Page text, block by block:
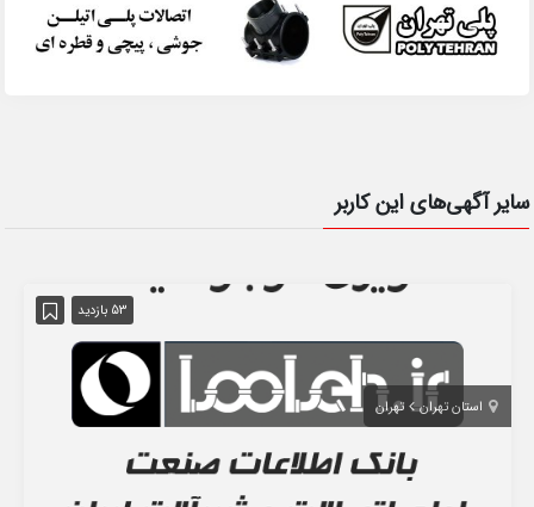
سایر آگهی‌های این کاربر
53 بازدید
استان تهران تهران